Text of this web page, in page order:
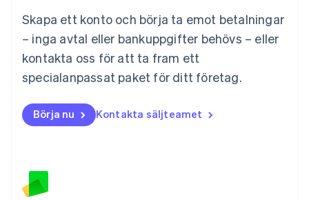
Skapa ett konto och börja ta emot betalningar
– inga avtal eller bankuppgifter behövs – eller
kontakta oss för att ta fram ett
specialanpassat paket för ditt företag.
Börja nu Kontakta säljteamet
Mexiko
English
Nederländerna
NederlandsEnglish
Norge
Nya Zeeland
English
Polen
Português
Rumänien